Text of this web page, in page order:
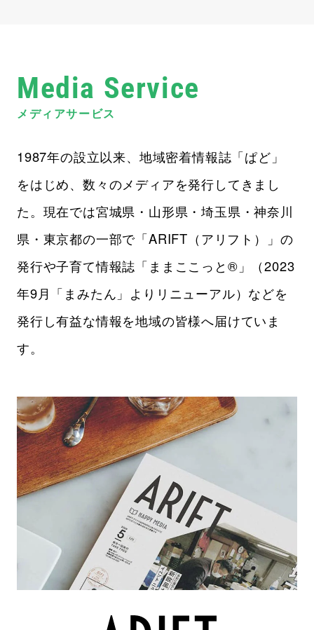
Media Service
メディアサービス
1987年の設立以来、地域密着情報誌「ぱど」
をはじめ、数々のメディアを発行してきまし
た。現在では宮城県・山形県・埼玉県・神奈川
県・東京都の一部で「ARIFT（アリフト）」の
発行や子育て情報誌「ままここっと®」（2023
年9月「まみたん」よりリニューアル）などを
発行し有益な情報を地域の皆様へ届けていま
す。